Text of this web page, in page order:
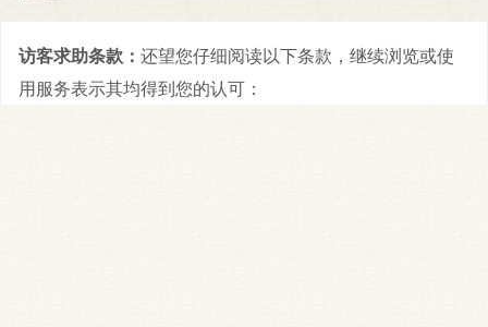
访客求助条款： 还望您仔细阅读以下条款，继续浏览或使
用服务表示其均得到您的认可：